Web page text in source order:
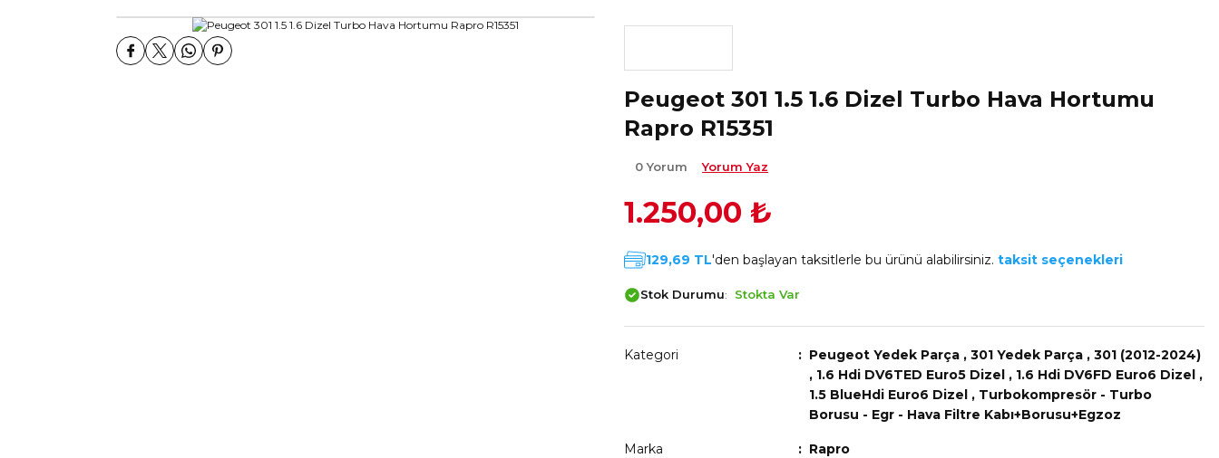
Peugeot 301 1.5 1.6 Dizel Turbo Hava Hortumu
Rapro R15351
0 Yorum Yorum Yaz
1.250,00 ₺
129,69 TL'den başlayan taksitlerle bu ürünü alabilirsiniz. taksit seçenekleri
Stok Durumu Stokta Var
Kategori Peugeot Yedek Parça , 301 Yedek Parça , 301 (2012-2024)
, 1.6 Hdi DV6TED Euro5 Dizel , 1.6 Hdi DV6FD Euro6 Dizel ,
1.5 BlueHdi Euro6 Dizel , Turbokompresör - Turbo
Borusu - Egr - Hava Filtre Kabı+Borusu+Egzoz
Marka Rapro